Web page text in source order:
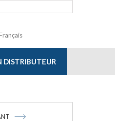
DISTRIBUTEUR